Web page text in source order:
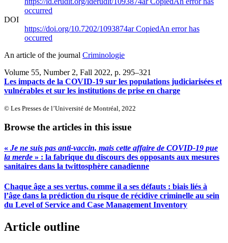
occurred
DOI
https://doi.org/10.7202/1093874arCopiedAn error has
occurred
An article of the journal Criminologie
Volume 55, Number 2, Fall 2022, p. 295–321
Les impacts de la COVID-19 sur les populations judiciarisées et
vulnérables et sur les institutions de prise en charge
© Les Presses de l’Université de Montréal, 2022
Browse the articles in this issue
« Je ne suis pas anti-vaccin, mais cette affaire de COVID-19 pue
la merde » : la fabrique du discours des opposants aux mesures
sanitaires dans la twittosphère canadienne
Chaque âge a ses vertus, comme il a ses défauts : biais liés à
l’âge dans la prédiction du risque de récidive criminelle au sein
du Level of Service and Case Management Inventory
Article outline